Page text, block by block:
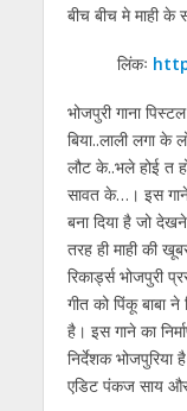
बीच बीच मे माही के
लिंकः
भोजपुरी गाना
बिया..लाली लगा के
लौट के..भले होई त
सावत के…। इस गाने
बना दिया है जो
तरह ही माही की
रिकार्ड्स भोजपुरी
गीत को पिंकू बाबा
है। इस गाने का
निर्देशक भोजपुरिया
एडिट पंकज साय और